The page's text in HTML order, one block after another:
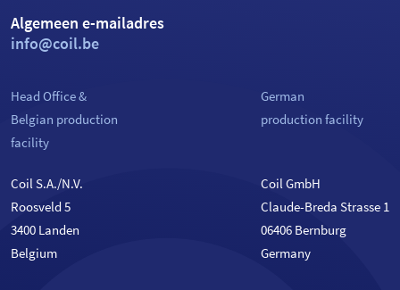
Algemeen e-mailadres
info@coil.be
Head Office &
Belgian production
facility
Coil S.A./N.V.
Roosveld 5
3400 Landen
Belgium
German
production facility
Coil GmbH
Claude-Breda Strasse 1
06406 Bernburg
Germany